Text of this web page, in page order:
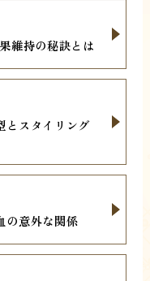
維持の秘訣とは
とスタイリング
の意外な関係